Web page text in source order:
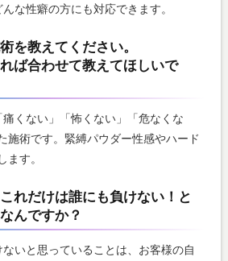
な性癖の方にも対応できます。
を教えてください。
ば合わせて教えてほしいで
くない」「怖くない」「危なくな
施術です。緊縛パウダー性感やハード
す。
れだけは誰にも負けない！と
んですか？
いと思っていることは、お客様の自